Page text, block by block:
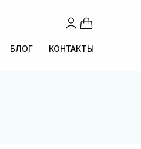
БЛОГ КОНТАКТЫ